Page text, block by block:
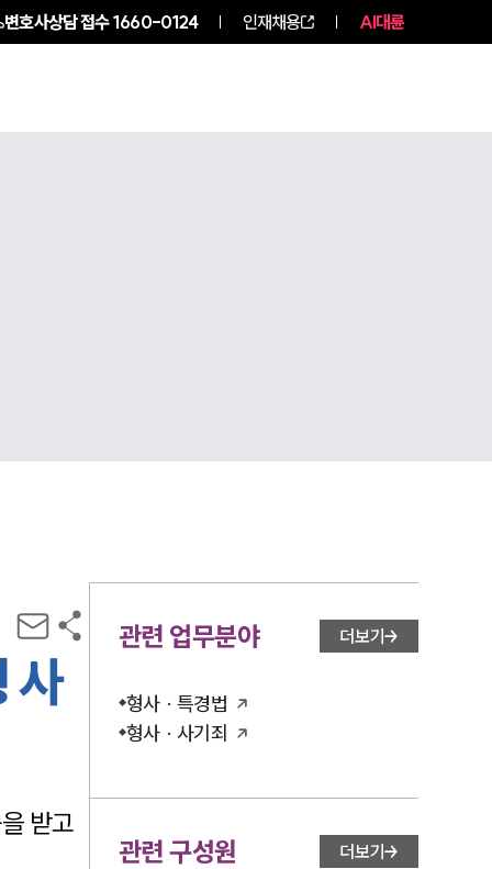
변호사상담 접수1660-0124 인재채용 AI대륜
사
받고
관련 업무분야 더보기
형사 · 특경법
형사 · 사기죄
관련 구성원 더보기